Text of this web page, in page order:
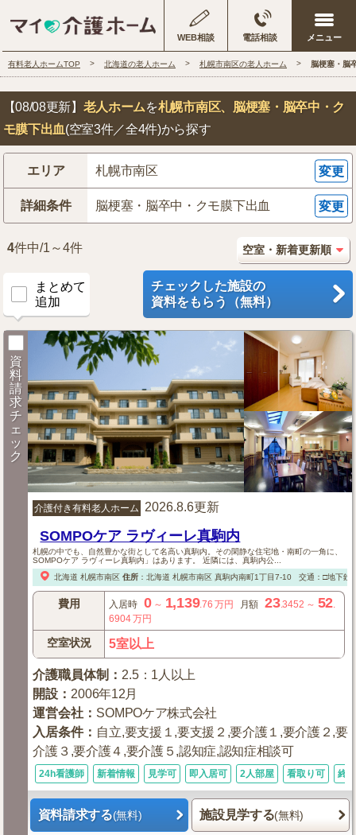
WEB相談 電話相談
有料老人ホームTOP 北海道の老人ホーム 札幌市南区の老人ホーム 脳梗塞・脳
【08/08更新】 老人ホームを札幌市南区、脳梗塞・脳卒中・ク
モ膜下出血(空室3件／全4件)から探す
エリア 札幌市南区 変更
詳細条件 脳梗塞・脳卒中・クモ膜下出血 変更
4件中/1～4件
まとめて
追加
チェックした施設の
資料をもらう（無料）
資
料
請
求
チ
ェ
ッ
ク
介護付き有料老人ホーム 2026.8.6更新
SOMPOケア ラヴィーレ真駒内
札幌の中でも、自然豊かな街として名高い真駒内。その閑静な住宅地・南町の一角に、
SOMPOケア ラヴィーレ真駒内」はあります。 近隣には、真駒内公...
北海道 札幌市南区 住所： 北海道 札幌市南区真駒内南町1丁目7-10 交通：□地下鉄
費用 入居時 0～ 1,139.76 万円 月額 23.3452 ～ 52.
6904万円
空室状況 5室以上
介護職員体制 ： 2.5：1人以上
開設 ： 2006年12月
運営会社 ： SOMPOケア株式会社
入居条件： 自立,要支援１,要支援２,要介護１,要介護２,要
介護３,要介護４,要介護５,認知症,認知症相談可
24h看護師 新着情報 見学可 即入居可 2人部屋 看取り可 終
資料請求する(無料) 施設見学する(無料)